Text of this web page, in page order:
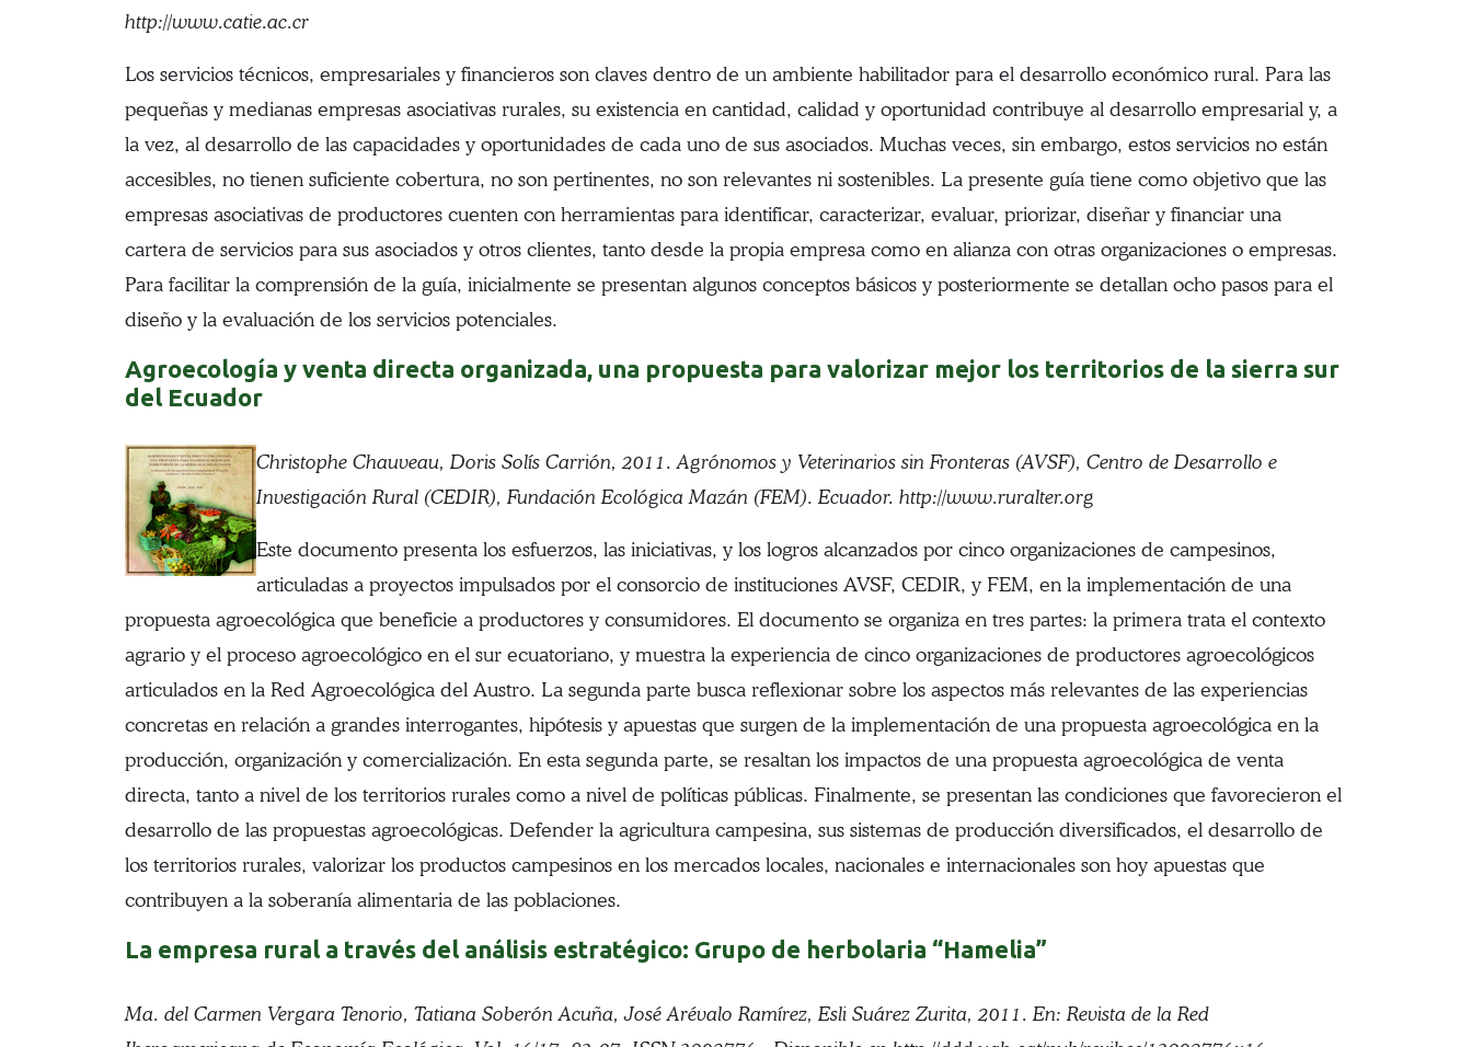
http://www.catie.ac.cr
Los servicios técnicos, empresariales y financieros son claves dentro de un ambiente habilitador para el desarrollo económico rural. Para las
pequeñas y medianas empresas asociativas rurales, su existencia en cantidad, calidad y oportunidad contribuye al desarrollo empresarial y, a
la vez, al desarrollo de las capacidades y oportunidades de cada uno de sus asociados. Muchas veces, sin embargo, estos servicios no están
accesibles, no tienen suficiente cobertura, no son pertinentes, no son relevantes ni sostenibles. La presente guía tiene como objetivo que las
empresas asociativas de productores cuenten con herramientas para identificar, caracterizar, evaluar, priorizar, diseñar y financiar una
cartera de servicios para sus asociados y otros clientes, tanto desde la propia empresa como en alianza con otras organizaciones o empresas.
Para facilitar la comprensión de la guía, inicialmente se presentan algunos conceptos básicos y posteriormente se detallan ocho pasos para el
diseño y la evaluación de los servicios potenciales.
Agroecología y venta directa organizada, una propuesta para valorizar mejor los territorios de la sierra sur
del Ecuador
Christophe Chauveau, Doris Solís Carrión, 2011. Agrónomos y Veterinarios sin Fronteras (AVSF), Centro de Desarrollo e
Investigación Rural (CEDIR), Fundación Ecológica Mazán (FEM). Ecuador. http://www.ruralter.org
Este documento presenta los esfuerzos, las iniciativas, y los logros alcanzados por cinco organizaciones de campesinos,
articuladas a proyectos impulsados por el consorcio de instituciones AVSF, CEDIR, y FEM, en la implementación de una
propuesta agroecológica que beneficie a productores y consumidores. El documento se organiza en tres partes: la primera trata el contexto
agrario y el proceso agroecológico en el sur ecuatoriano, y muestra la experiencia de cinco organizaciones de productores agroecológicos
articulados en la Red Agroecológica del Austro. La segunda parte busca reflexionar sobre los aspectos más relevantes de las experiencias
concretas en relación a grandes interrogantes, hipótesis y apuestas que surgen de la implementación de una propuesta agroecológica en la
producción, organización y comercialización. En esta segunda parte, se resaltan los impactos de una propuesta agroecológica de venta
directa, tanto a nivel de los territorios rurales como a nivel de políticas públicas. Finalmente, se presentan las condiciones que favorecieron el
desarrollo de las propuestas agroecológicas. Defender la agricultura campesina, sus sistemas de producción diversificados, el desarrollo de
los territorios rurales, valorizar los productos campesinos en los mercados locales, nacionales e internacionales son hoy apuestas que
contribuyen a la soberanía alimentaria de las poblaciones.
La empresa rural a través del análisis estratégico: Grupo de herbolaria “Hamelia”
Ma. del Carmen Vergara Tenorio, Tatiana Soberón Acuña, José Arévalo Ramírez, Esli Suárez Zurita, 2011. En: Revista de la Red